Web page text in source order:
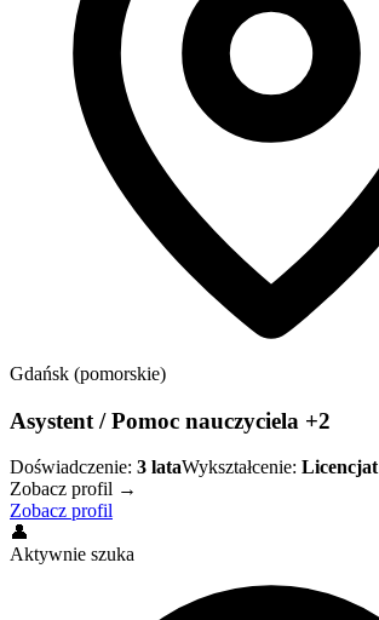
Gdańsk (pomorskie)
Asystent / Pomoc nauczyciela +2
Doświadczenie: 3 lataWykształcenie: Licencjat
Zobacz profil →
Zobacz profil
👤
Aktywnie szuka